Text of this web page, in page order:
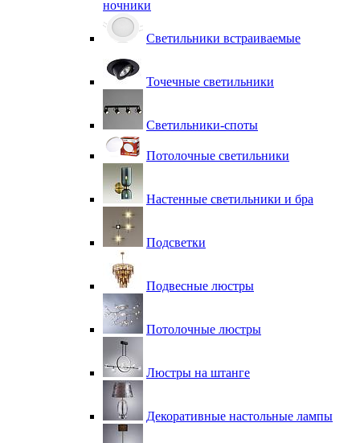
ночники
Светильники встраиваемые
Точечные светильники
Светильники-споты
Потолочные светильники
Настенные светильники и бра
Подсветки
Подвесные люстры
Потолочные люстры
Люстры на штанге
Декоративные настольные лампы